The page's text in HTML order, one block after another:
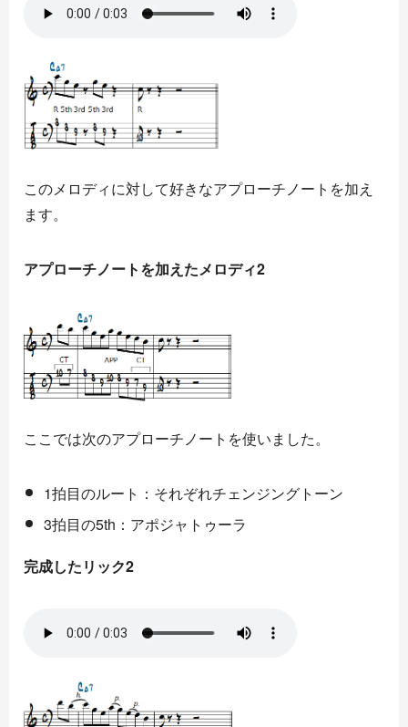
このメロディに対して好きなアプローチノートを加え
ます。
アプローチノートを加えたメロディ2
ここでは次のアプローチノートを使いました。
1拍目のルート：それぞれチェンジングトーン
3拍目の5th：アポジャトゥーラ
完成したリック2